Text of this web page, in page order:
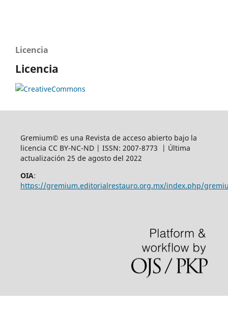
Licencia
Licencia
Gremium© es una Revista de acceso abierto bajo la
licencia CC BY-NC-ND | ISSN: 2007-8773 | Última
actualización 25 de agosto del 2022
OIA:
https://gremium.editorialrestauro.org.mx/index.php/